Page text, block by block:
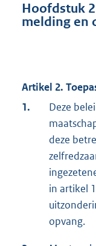
Hoofdstuk
melding en
Artikel 2.
1.
Deze
deze
in artikel
opvang.